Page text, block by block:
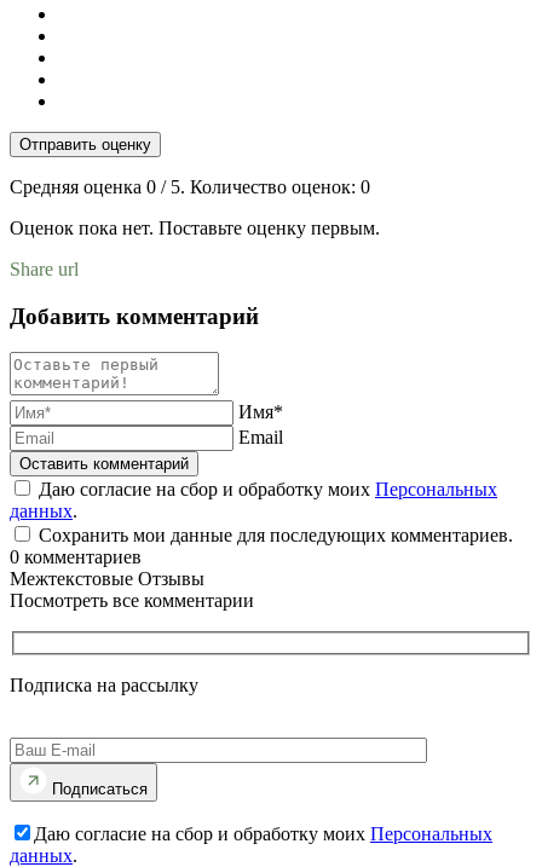
Отправить оценку
Средняя оценка 0 / 5. Количество оценок: 0
Оценок пока нет. Поставьте оценку первым.
Share url
Добавить комментарий
Имя*
Email
Даю согласие на сбор и обработку моих Персональных
данных.
Сохранить мои данные для последующих комментариев.
0 комментариев
Межтекстовые Отзывы
Посмотреть все комментарии
Подписка на рассылку
Подписаться
Даю согласие на сбор и обработку моих Персональных
данных.